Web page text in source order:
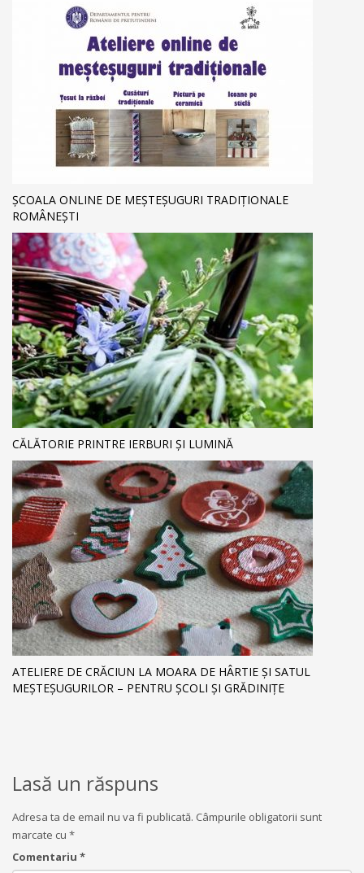
ȘCOALA ONLINE DE MEȘTEȘUGURI TRADIȚIONALE
ROMÂNEȘTI
CĂLĂTORIE PRINTRE IERBURI ȘI LUMINĂ
ATELIERE DE CRĂCIUN LA MOARA DE HÂRTIE ȘI SATUL
MEȘTEȘUGURILOR – PENTRU ȘCOLI ȘI GRĂDINIȚE
Lasă un răspuns
Adresa ta de email nu va fi publicată. Câmpurile obligatorii sunt
marcate cu *
Comentariu *